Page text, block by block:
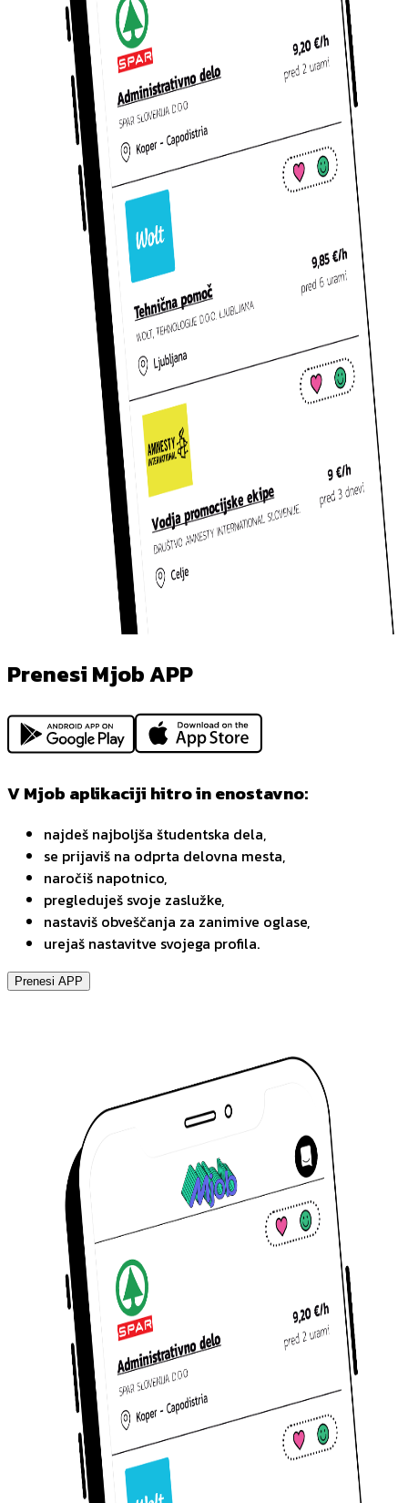
Prenesi Mjob APP
V Mjob aplikaciji hitro in enostavno:
najdeš najboljša študentska dela,
se prijaviš na odprta delovna mesta,
naročiš napotnico,
pregleduješ svoje zaslužke,
nastaviš obveščanja za zanimive oglase,
urejaš nastavitve svojega profila.
Prenesi APP